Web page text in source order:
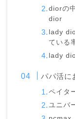
diorの
dior
lady
ている
lady
パパ活に
ペイタ
ユニバ